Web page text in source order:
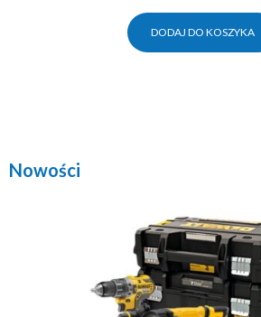
DODAJ DO KOSZYKA
Nowości